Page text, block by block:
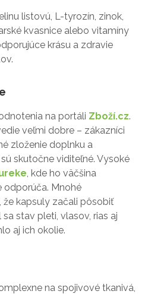
listovú, L-tyrozín, zinok,
kvasnice alebo vitamíny
krásu a zdravie
na portáli Zboží.cz.
veľmi dobre – zákazníci
zloženie doplnku a
skutočne viditeľné. Vysoké
, kde ho väčšina
odporúča. Mnohé
kapsuly začali pôsobiť
stav pleti, vlasov, rias aj
aj ich okolie.
na spojivové tkanivá,